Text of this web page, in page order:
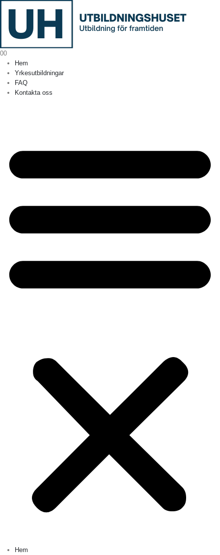
00
Hem
Yrkesutbildningar
FAQ
Kontakta oss
Hem